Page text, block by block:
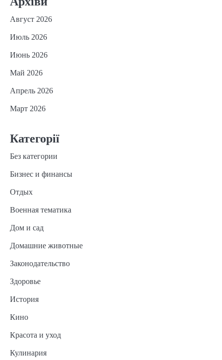
Август 2026
Июль 2026
Июнь 2026
Май 2026
Апрель 2026
Март 2026
Категорії
Без категории
Бизнес и финансы
Отдых
Военная тематика
Дом и сад
Домашние животные
Законодательство
Здоровье
История
Кино
Красота и уход
Кулинария